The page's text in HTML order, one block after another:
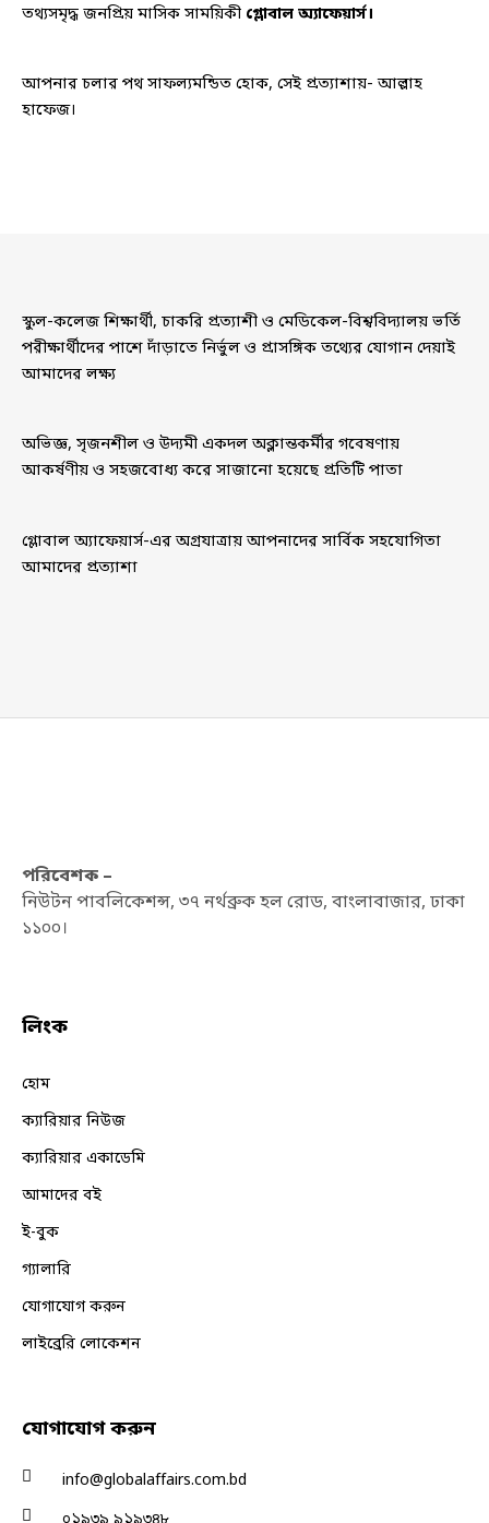
তথ্যসমৃদ্ধ জনপ্রিয় মাসিক সাময়িকী গ্লোবাল অ্যাফেয়ার্স।
আপনার চলার পথ সাফল্যমন্ডিত হোক, সেই প্রত্যাশায়- আল্লাহ
হাফেজ।
স্কুল-কলেজ শিক্ষার্থী, চাকরি প্রত্যাশী ও মেডিকেল-বিশ্ববিদ্যালয় ভর্তি
পরীক্ষার্থীদের পাশে দাঁড়াতে নির্ভুল ও প্রাসঙ্গিক তথ্যের যোগান দেয়াই
আমাদের লক্ষ্য
অভিজ্ঞ, সৃজনশীল ও উদ্যমী একদল অক্লান্তকর্মীর গবেষণায়
আকর্ষণীয় ও সহজবোধ্য করে সাজানো হয়েছে প্রতিটি পাতা
গ্লোবাল অ্যাফেয়ার্স-এর অগ্রযাত্রায় আপনাদের সার্বিক সহযোগিতা
আমাদের প্রত্যাশা
পরিবেশক –
নিউটন পাবলিকেশন্স, ৩৭ নর্থব্রুক হল রোড, বাংলাবাজার, ঢাকা
১১০০।
লিংক
হোম
ক্যারিয়ার নিউজ
ক্যারিয়ার একাডেমি
আমাদের বই
ই-বুক
গ্যালারি
যোগাযোগ করুন
লাইব্রেরি লোকেশন
যোগাযোগ করুন
info@globalaffairs.com.bd